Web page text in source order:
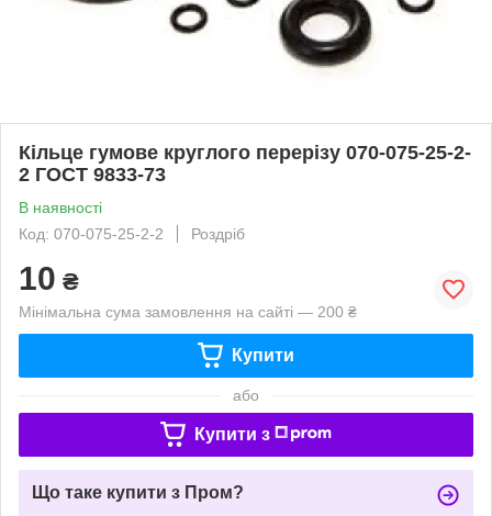
Кільце гумове круглого перерізу 070-075-25-2-
2 ГОСТ 9833-73
В наявності
Код: 070-075-25-2-2
Роздріб
10 ₴
Мінімальна сума замовлення на сайті — 200 ₴
Купити
або
Купити з
Що таке купити з Пром?